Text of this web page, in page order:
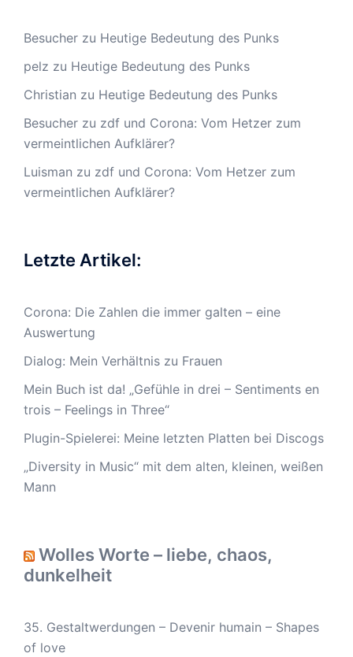
Besucher zu Heutige Bedeutung des Punks
pelz zu Heutige Bedeutung des Punks
Christian zu Heutige Bedeutung des Punks
Besucher zu zdf und Corona: Vom Hetzer zum
vermeintlichen Aufklärer?
Luisman zu zdf und Corona: Vom Hetzer zum
vermeintlichen Aufklärer?
Letzte Artikel:
Corona: Die Zahlen die immer galten – eine
Auswertung
Dialog: Mein Verhältnis zu Frauen
Mein Buch ist da! „Gefühle in drei – Sentiments en
trois – Feelings in Three“
Plugin-Spielerei: Meine letzten Platten bei Discogs
„Diversity in Music“ mit dem alten, kleinen, weißen
Mann
Wolles Worte – liebe, chaos,
dunkelheit
35. Gestaltwerdungen – Devenir humain – Shapes
of love